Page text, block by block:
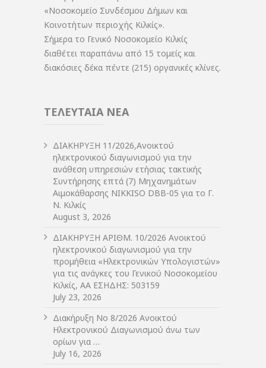
«Νοσοκομείο Συνδέσμου Δήμων και
Κοινοτήτων περιοχής Κιλκίς».
Σήμερα το Γενικό Νοσοκομείο Κιλκίς
διαθέτει παραπάνω από 15 τομείς και
διακόσιες δέκα πέντε (215) οργανικές κλίνες.
ΤΕΛΕΥΤΑΙΑ ΝΕΑ
ΔIΑΚΗΡΥΞΗ 11/2026,Ανοικτού
ηλεκτρονικού διαγωνισμού για την
ανάθεση υπηρεσιών ετήσιας τακτικής
Συντήρησης επτά (7) Μηχανημάτων
Αιμοκάθαρσης NIKKISO DBB-05 για το Γ.
Ν. Κιλκίς
August 3, 2026
ΔIΑΚΗΡΥΞΗ ΑΡIΘΜ. 10/2026 Ανοικτού
ηλεκτρονικού διαγωνισμού για την
προμήθεια «Ηλεκτρονικών Υπολογιστών»
για τις ανάγκες του Γενικού Νοσοκομείου
Κιλκίς, ΑΑ ΕΣΗΔΗΣ: 503159
July 23, 2026
Διακήρυξη Νο 8/2026 Ανοικτού
Ηλεκτρονικού Διαγωνισμού άνω των
ορίων για …
July 16, 2026